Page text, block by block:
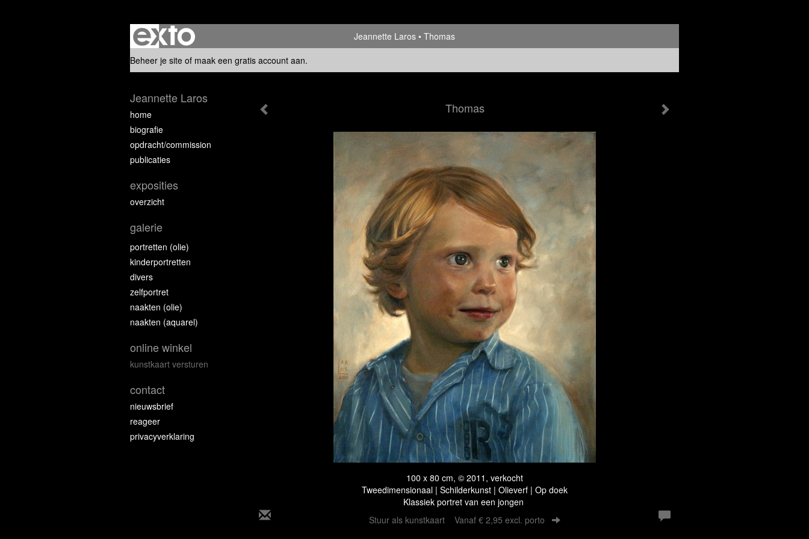
Jeannette Laros
Thomas
Beheer je site of maak een gratis account aan.
Thomas
100 x 80 cm, © 2011, verkocht
Tweedimensionaal | Schilderkunst | Olieverf | Op doek
Klassiek portret van een jongen
Stuur als kunstkaart Vanaf € 2,95 excl. porto
Jeannette Laros
home
biografie
opdracht/commission
publicaties
exposities
overzicht
galerie
portretten (olie)
kinderportretten
divers
zelfportret
naakten (olie)
naakten (aquarel)
online winkel
kunstkaart versturen
contact
nieuwsbrief
reageer
privacyverklaring